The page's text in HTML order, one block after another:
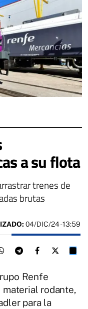
a su flota
trenes de
brutas
04/DIC/24 - 13:59
Renfe
rodante,
para la